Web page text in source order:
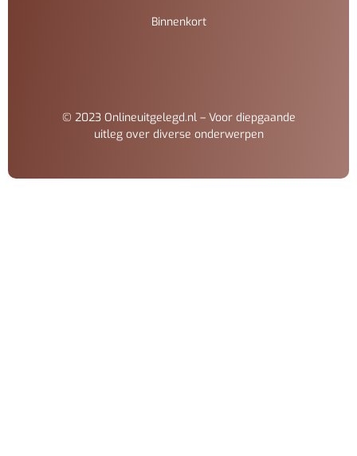
Binnenkort
© 2023 Onlineuitgelegd.nl – Voor diepgaande
uitleg over diverse onderwerpen